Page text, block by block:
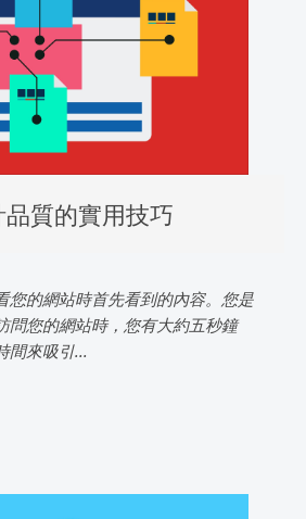
質的實用技巧
您的網站時首先看到的內容。您是
問您的網站時，您有大約五秒鐘
間來吸引...